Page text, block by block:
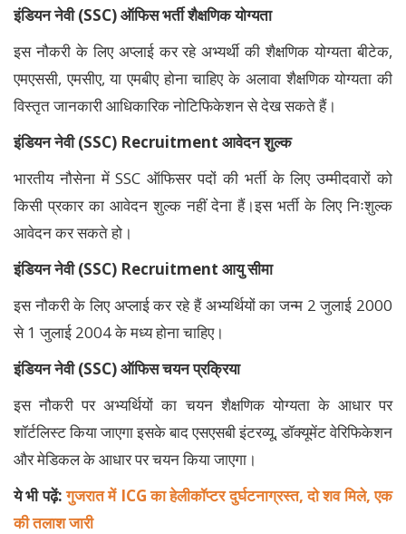
इंडियन नेवी (SSC) ऑफिस भर्ती शैक्षणिक योग्यता
इस नौकरी के लिए अप्लाई कर रहे अभ्यर्थी की शैक्षणिक योग्यता बीटेक,
एमएससी, एमसीए, या एमबीए होना चाहिए के अलावा शैक्षणिक योग्यता की
विस्तृत जानकारी आधिकारिक नोटिफिकेशन से देख सकते हैं।
इंडियन नेवी (SSC) Recruitment आवेदन शुल्क
भारतीय नौसेना में SSC ऑफिसर पदों की भर्ती के लिए उम्मीदवारों को
किसी प्रकार का आवेदन शुल्क नहीं देना हैं।इस भर्ती के लिए निःशुल्क
आवेदन कर सकते हो।
इंडियन नेवी (SSC) Recruitment आयु सीमा
इस नौकरी के लिए अप्लाई कर रहे हैं अभ्यर्थियों का जन्म 2 जुलाई 2000
से 1 जुलाई 2004 के मध्य होना चाहिए।
इंडियन नेवी (SSC) ऑफिस चयन प्रक्रिया
इस नौकरी पर अभ्यर्थियों का चयन शैक्षणिक योग्यता के आधार पर
शॉर्टलिस्ट किया जाएगा इसके बाद एसएसबी इंटरव्यू, डॉक्यूमेंट वेरिफिकेशन
और मेडिकल के आधार पर चयन किया जाएगा।
ये भी पढ़ें:गुजरात में ICG का हेलीकॉप्टर दुर्घटनाग्रस्त, दो शव मिले, एक
की तलाश जारी